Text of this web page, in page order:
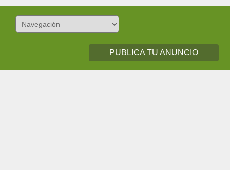
PUBLICA TU ANUNCIO